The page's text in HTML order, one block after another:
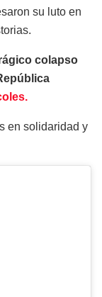
su luto en
colapso
en solidaridad y